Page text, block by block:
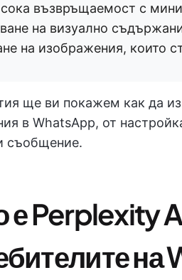
възвръщаемост с
на визуално
на изображения, които
ще ви покажем как да
в WhatsApp, от
съобщение.
е Perplexity
на